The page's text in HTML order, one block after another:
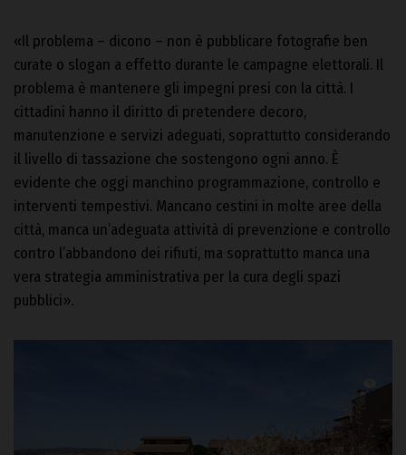
«Il problema – dicono – non è pubblicare fotografie ben
curate o slogan a effetto durante le campagne elettorali. Il
problema è mantenere gli impegni presi con la città. I
cittadini hanno il diritto di pretendere decoro,
manutenzione e servizi adeguati, soprattutto considerando
il livello di tassazione che sostengono ogni anno. È
evidente che oggi manchino programmazione, controllo e
interventi tempestivi. Mancano cestini in molte aree della
città, manca un’adeguata attività di prevenzione e controllo
contro l’abbandono dei rifiuti, ma soprattutto manca una
vera strategia amministrativa per la cura degli spazi
pubblici».